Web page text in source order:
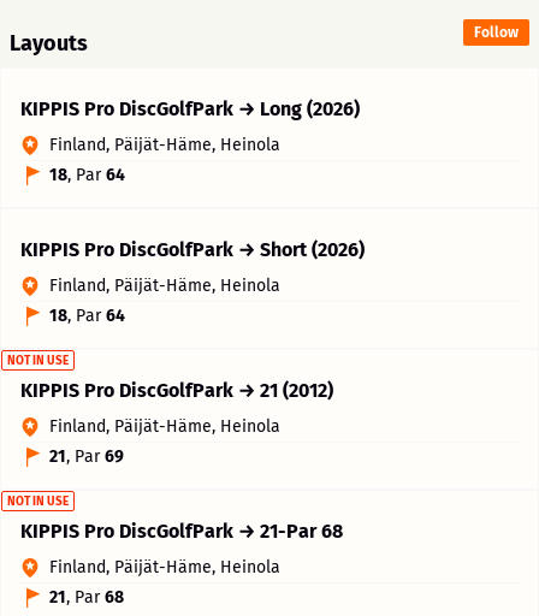
Follow
Layouts
KIPPIS Pro DiscGolfPark → Long (2026)
Finland, Päijät-Häme, Heinola
18, Par64
KIPPIS Pro DiscGolfPark → Short (2026)
Finland, Päijät-Häme, Heinola
18, Par64
KIPPIS Pro DiscGolfPark → 21 (2012)
NOT IN USE
Finland, Päijät-Häme, Heinola
21, Par69
KIPPIS Pro DiscGolfPark → 21-Par 68
NOT IN USE
Finland, Päijät-Häme, Heinola
21, Par68